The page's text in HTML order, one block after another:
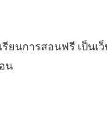
ยนการสอนฟรี เป็นเ
น